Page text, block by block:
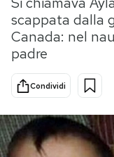
Internet
Scienza
Cultura
Economia
scappata dalla
Canada: nel
padre
Condividi